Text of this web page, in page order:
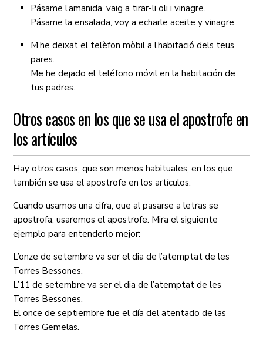
Pásame l’amanida, vaig a tirar-li oli i vinagre.
Pásame la ensalada, voy a echarle aceite y vinagre.
M’he deixat el telèfon mòbil a l’habitació dels teus
pares.
Me he dejado el teléfono móvil en la habitación de
tus padres.
Otros casos en los que se usa el apostrofe en
los artículos
Hay otros casos, que son menos habituales, en los que
también se usa el apostrofe en los artículos.
Cuando usamos una cifra, que al pasarse a letras se
apostrofa, usaremos el apostrofe. Mira el siguiente
ejemplo para entenderlo mejor:
L’onze de setembre va ser el dia de l’atemptat de les
Torres Bessones.
L’11 de setembre va ser el dia de l’atemptat de les
Torres Bessones.
El once de septiembre fue el día del atentado de las
Torres Gemelas.